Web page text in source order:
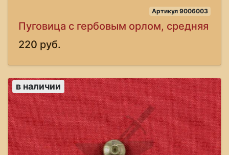
Артикул 9006003
Пуговица с гербовым орлом, средняя
220 руб.
в наличии